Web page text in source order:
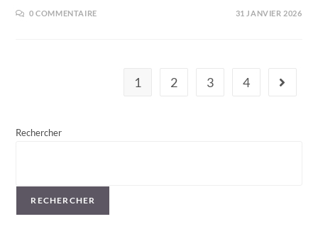
0 COMMENTAIRE 31 JANVIER 2026
1 2 3 4 Aller à
Rechercher
RECHERCHER